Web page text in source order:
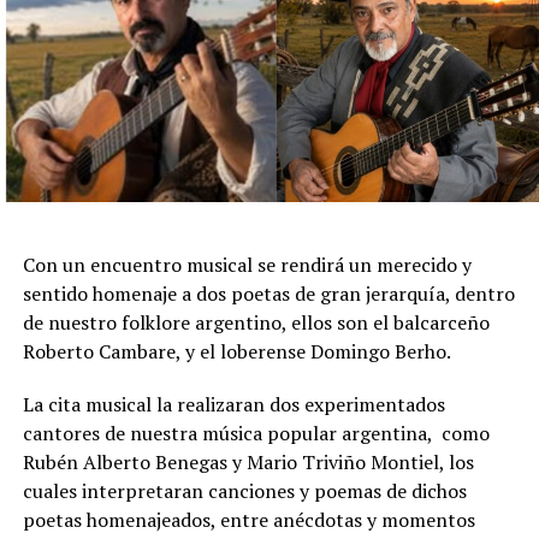
que invita a reflexionar sobre el legado, la entrega y la
emoción del último encuentro con el público.
Reconocido internacionalmente, Iñaki Urlezaga inició su
formación en La Plata y posteriormente ingresó al
Instituto Superior de Arte del Teatro Colón. Tras
perfeccionarse en la School of American Ballet de Nueva
bailarín del Teatro Colón, el Royal Ballet de Londres y el
Dutch National Ballet, además de presentarse en los
principales escenarios y festivales del mundo.
En paralelo a su trayectoria como intérprete, fundó el
Ballet Concierto, compañía con la que realizó giras
internacionales por los cinco continentes, y desde 2003
desarrolló una destacada labor como coreógrafo con
producciones como El Cascanueces, Lago de los Cisnes,
Romeo y Julieta, La Traviata y Estaciones Rioplatenses,
Con un encuentro musical se rendirá un merecido y
sentido homenaje a dos poetas de gran jerarquía, dentro
de nuestro folklore argentino, ellos son el balcarceño
Roberto Cambare, y el loberense Domingo Berho.
La cita musical la realizaran dos experimentados
cantores de nuestra música popular argentina, como
Rubén Alberto Benegas y Mario Triviño Montiel, los
cuales interpretaran canciones y poemas de dichos
poetas homenajeados, entre anécdotas y momentos